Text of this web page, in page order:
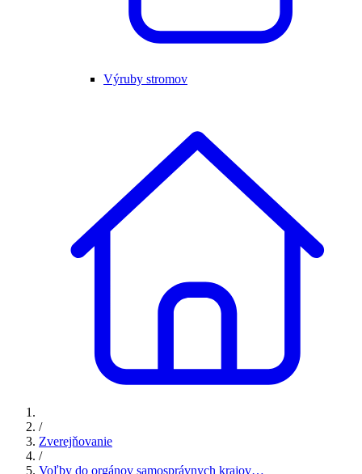
Výruby stromov
/
Zverejňovanie
/
Voľby do orgánov samosprávnych krajov…